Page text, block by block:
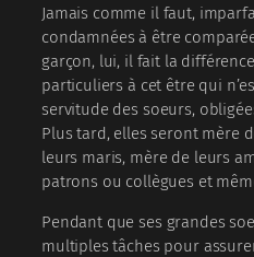
Jamais comme il faut,
condamnées à être
garçon, lui, il fait la
particuliers à cet être qui
servitude des soeurs,
Plus tard, elles seront mère
leurs maris, mère de leurs
patrons ou collègues et
Pendant que ses grandes
multiples tâches pour